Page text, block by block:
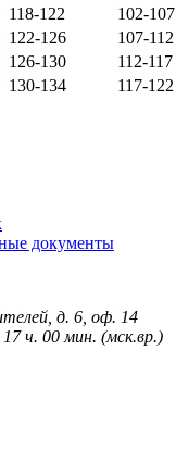
118-122 102-107
122-126 107-112
126-130 112-117
130-134 117-122
документы
д. 6, оф. 14
ч. 00 мин. (мск.вр.)